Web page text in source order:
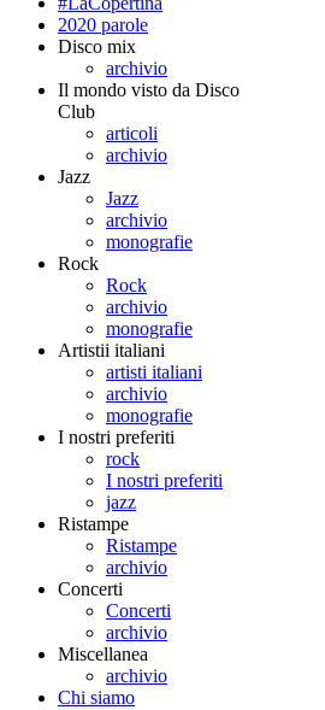
2020 parole
Disco mix
archivio
Il mondo visto da Disco
Club
articoli
archivio
Jazz
Jazz
archivio
monografie
Rock
Rock
archivio
monografie
Artistii italiani
artisti italiani
archivio
monografie
I nostri preferiti
rock
I nostri preferiti
jazz
Ristampe
Ristampe
archivio
Concerti
Concerti
archivio
Miscellanea
archivio
Chi siamo